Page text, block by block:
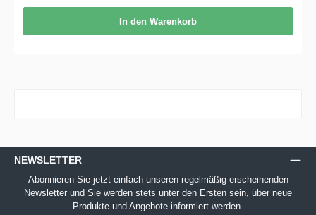
In den Warenkorb
NEWSLETTER
Abonnieren Sie jetzt einfach unseren regelmäßig erscheinenden
Newsletter und Sie werden stets unter den Ersten sein, über neue
Produkte und Angebote informiert werden.